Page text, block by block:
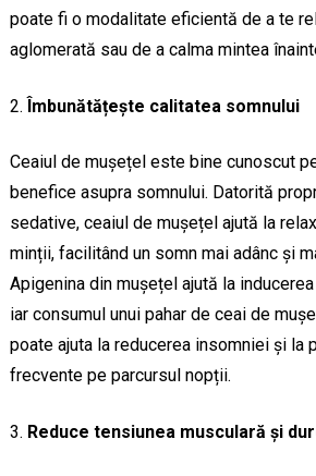
poate fi o modalitate eficientă de a te
aglomerată sau de a calma mintea
Îmbunătățește calitatea somnului
Ceaiul de mușețel este bine cunoscut
benefice asupra somnului. Datorită
sedative, ceaiul de mușețel ajută la
minții, facilitând un somn mai adânc și
Apigenina din mușețel ajută la
iar consumul unui pahar de ceai de
poate ajuta la reducerea insomniei și la
frecvente pe parcursul nopții.
Reduce tensiunea musculară și